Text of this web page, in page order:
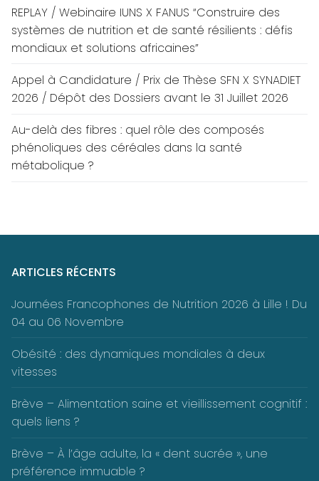
REPLAY / Webinaire IUNS X FANUS “Construire des
systèmes de nutrition et de santé résilients : défis
mondiaux et solutions africaines”
Appel à Candidature / Prix de Thèse SFN X SYNADIET
2026 / Dépôt des Dossiers avant le 31 Juillet 2026
Au-delà des fibres : quel rôle des composés
phénoliques des céréales dans la santé
métabolique ?
ARTICLES RÉCENTS
Journées Francophones de Nutrition 2026 à Lille ! Du
04 au 06 Novembre
Obésité : des dynamiques mondiales à deux
vitesses
Brève – Alimentation saine et vieillissement cognitif :
quels liens ?
Brève – À l’âge adulte, la « dent sucrée », une
préférence immuable ?